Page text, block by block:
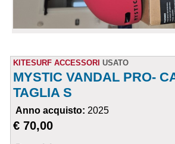
KITESURF ACCESSORI USATO
MYSTIC VANDAL PRO-
TAGLIA S
Anno acquisto: 2025
€ 70,00